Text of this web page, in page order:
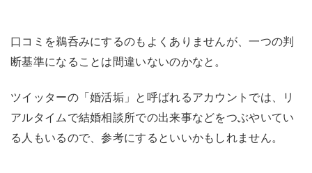
口コミを鵜呑みにするのもよくありませんが、一つの判
断基準になることは間違いないのかなと。
ツイッターの「婚活垢」と呼ばれるアカウントでは、リ
アルタイムで結婚相談所での出来事などをつぶやいてい
る人もいるので、参考にするといいかもしれません。